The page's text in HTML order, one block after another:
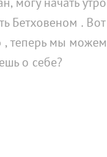
Бетховеном .
, теперь мы
о себе?